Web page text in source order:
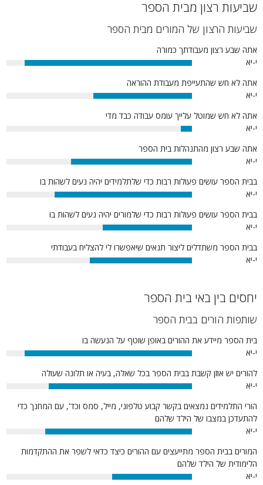
שביעות רצון מבית הספר
שביעות הרצון של המורים מבית הספר
אתה שבע רצון מעבודתך כמורה
י-יא
90%
אתה לא חש שהתעייפת מעבודת ההוראה
י-יא
53%
אתה לא חש שמוטל עלייך עומס עבודה כבד מדי
י-יא
6%
אתה שבע רצון מהתנהלות בית הספר
י-יא
65%
בבית הספר עושים פעולות רבות כדי שלתלמידים יהיה נעים לשהות בו
י-יא
74%
בבית הספר עושים פעולות רבות כדי שלמורים יהיה נעים לשהות בו
י-יא
48%
בבית הספר משתדלים ליצור תנאים שיאפשרו לי להצליח בעבודתי
י-יא
55%
יחסים בין באי בית הספר
שותפות הורים בבית הספר
בית הספר מיידע את ההורים באופן שוטף על הנעשה בו
י-יא
90%
להורים יש אוזן קשבת בבית הספר בכל שאלה, בעיה או תלונה שעולה
י-יא
77%
הורי התלמידים נמצאים בקשר קבוע טלפוני, מייל, סמס וכד', עם המחנך כדי
להתעדכן במצבו של הילד שלהם
י-יא
79%
המורים בבית הספר מתייעצים עם ההורים כיצד כדאי לשפר את ההתקדמות
הלימודית של הילד שלהם
י-יא
43%